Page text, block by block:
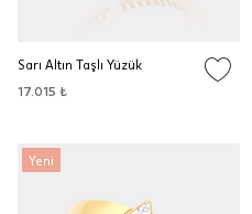
Sarı Altın Taşlı Yüzük
17.015 ₺
Yeni